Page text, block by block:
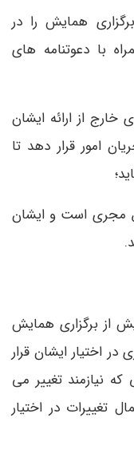
همایش را در
با دعوتنامه های
از ارائه ایشان
امور قرار دهد تا
مجری است و ایشان
از برگزاری همایش
اختیار ایشان قرار
نیازمند تغییر می
تغییرات در اختیار